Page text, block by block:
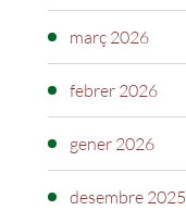
març 2026
febrer 2026
gener 2026
desembre 2025